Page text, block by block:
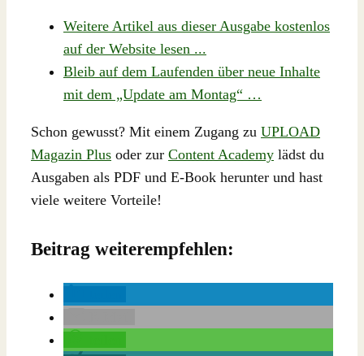
Weitere Artikel aus dieser Ausgabe kostenlos
auf der Website lesen ...
Bleib auf dem Laufenden über neue Inhalte
mit dem „Update am Montag“ …
Schon gewusst? Mit einem Zugang zu UPLOAD
Magazin Plus oder zur Content Academy lädst du
Ausgaben als PDF und E-Book herunter und hast
viele weitere Vorteile!
Beitrag weiterempfehlen: